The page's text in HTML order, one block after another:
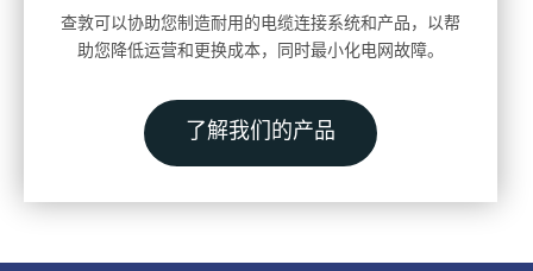
查敦可以协助您制造耐用的电缆连接系统和产品，以帮
助您降低运营和更换成本，同时最小化电网故障。
了解我们的产品